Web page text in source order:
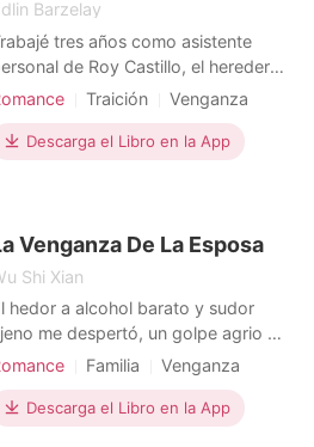
Barzelay
tres años como asistente
de Roy Castillo, el heredero
imperio tequilero. Me enamoré
era un consuelo, un cuerpo cálido
mientras esperaba a su verdadera
nunca hubiera ex
Traición
Venganza
Trama llena de altibajos
Protagonista Poderosa
Descarga el Libro en la App
Venganza De La Esposa
Shi Xian
hedor a alcohol barato y sudor
me despertó, un golpe agrio a
sentidos que conocía demasiado
confirmaron mi pesadilla: mi esposo,
Ricardo, un mariachi carismático, con
Familia
Venganza
Embarazo
Protagonista Poderosa
Descarga el Libro en la App